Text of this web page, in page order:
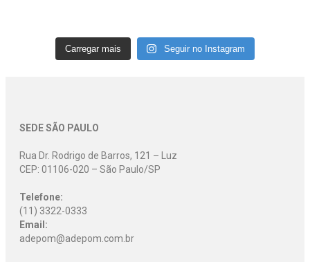
Carregar mais Seguir no Instagram
SEDE SÃO PAULO
Rua Dr. Rodrigo de Barros, 121 – Luz
CEP: 01106-020 – São Paulo/SP
Telefone:
(11) 3322-0333
Email:
adepom@adepom.com.br